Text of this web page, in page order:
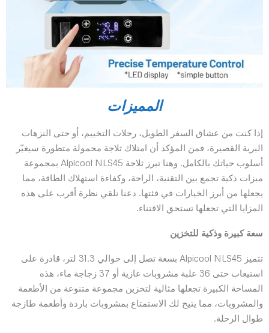
المميزات
إذا كنت من عشاق السفر الطويل، رحلات التخييم، أو حتى النزهات
البرية القصيرة، فمن المؤكد أن امتلاك ثلاجة محمولة متطورة سيغيّر
أسلوب حياتك بالكامل. وهنا تبرز ثلاجة Alpicool NLS45 بمجموعة
ميزات ذكية تجمع بين التقنية، الراحة، وكفاءة استهلاك الطاقة، مما
يجعلها من أبرز الخيارات في فئتها. دعنا نلقي نظرة أقرب على هذه
المزايا التي تجعلها تستحق الاقتناء.
سعة كبيرة وذكية للتخزين
تتميز Alpicool NLS45 بسعة تصل إلى حوالي 31.3 لتر، قادرة على
استيعاب حتى 36 علبة مشروبات غازية أو 37 زجاجة ماء، هذه
المساحة الكبيرة تجعلها مثالية لتخزين مجموعة متنوعة من الأطعمة
والمشروبات، مما يتيح لك الاستمتاع بمشروبات باردة وأطعمة طازجة
طوال الرحلة.